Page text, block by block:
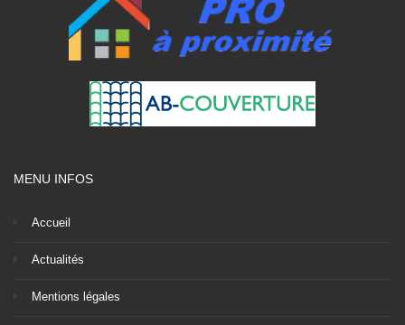
MENU INFOS
Accueil
Actualités
Mentions légales